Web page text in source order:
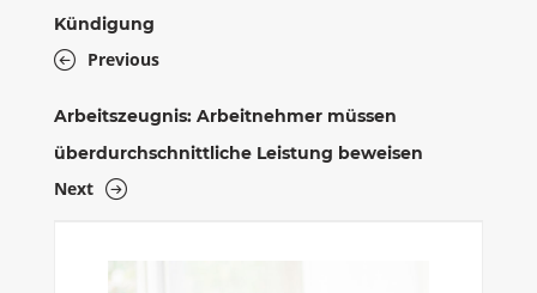
Kündigung
Previous
Arbeitszeugnis: Arbeitnehmer müssen
überdurchschnittliche Leistung beweisen
Next